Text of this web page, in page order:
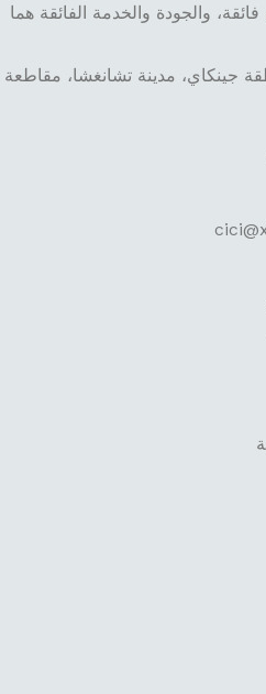
والجودة والخدمة الفائقة هما
جينكاي، مدينة تشانغشا، مقاطعة